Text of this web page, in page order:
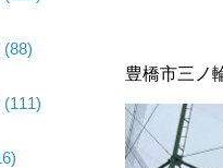
豊橋市三ノ